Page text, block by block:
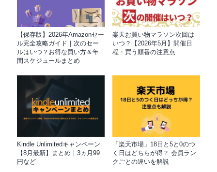
【保存版】2026年Amazonセー
ル完全攻略ガイド｜次のセー
ルはいつ？お得な買い方＆年
間スケジュールまとめ
楽天お買い物マラソン次回は
いつ？【2026年5月】開催日
程・買う順番の注意点
Kindle Unlimitedキャンペーン
【8月最新】まとめ｜3ヵ月99
円など
「楽天市場」18日と5と0のつ
く日はどちらが得？ 会員ラン
クごとの違いを解説